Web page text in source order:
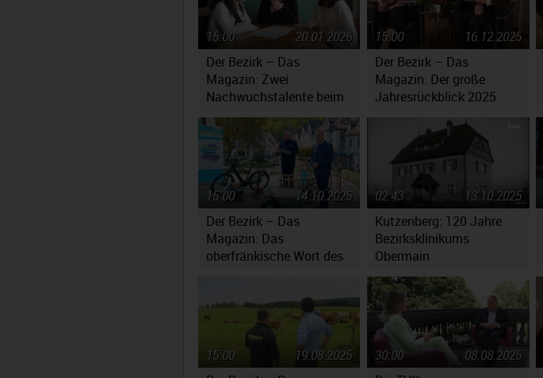
Der Bezirk – Das
Magazin: Zwei
Nachwuchstalente beim
Jugendsymphonieorchester
Oberfranken
20.01.2026
15:00
Der Bezirk – Das
Magazin: Der große
Jahresrückblick 2025
16.12.2025
15:00
Der Bezirk – Das
Magazin: Das
oberfränkische Wort des
14.10.2025
15:00
Kutzenberg: 120 Jahre
Bezirksklinikums
Obermain
13.10.2025
02:43
19.08.2025
15:00
08.08.2025
30:00